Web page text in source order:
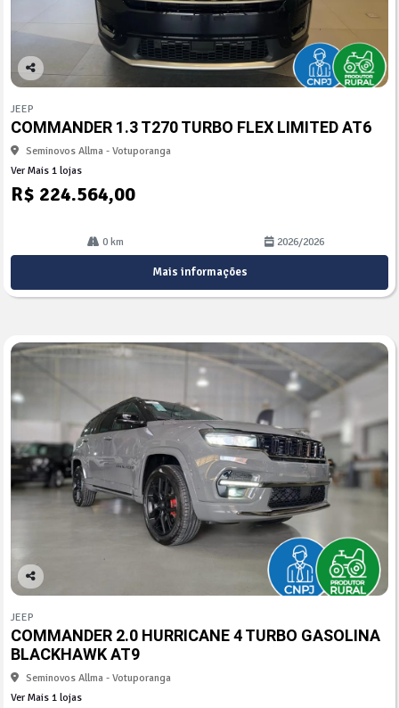
Co
arti
lhe
JEEP
COMMANDER 1.3 T270 TURBO FLEX LIMITED AT6
Seminovos Allma - Votuporanga
Ver Mais 1 lojas
R$ 224.564,00
0 km 2026/2026
Mais informações
Co
arti
lhe
JEEP
COMMANDER 2.0 HURRICANE 4 TURBO GASOLINA
BLACKHAWK AT9
Seminovos Allma - Votuporanga
Ver Mais 1 lojas